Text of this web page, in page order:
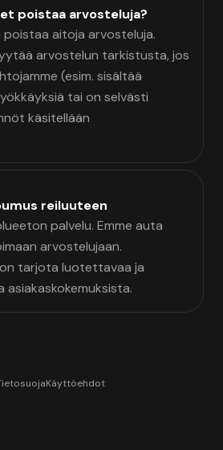
poistaa arvosteluja?
aitoja arvosteluja.
arvostelun tarkistusta, jos
(esim. sisältää
tai on selvästi
käsitellään
reiluuteen
palvelu. Emme auta
arvostelujaan.
tarjota luotettavaa ja
Käyttöehdot